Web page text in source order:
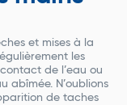
et mises à la
les
de l’eau ou
abîmée. N’oublions
de taches